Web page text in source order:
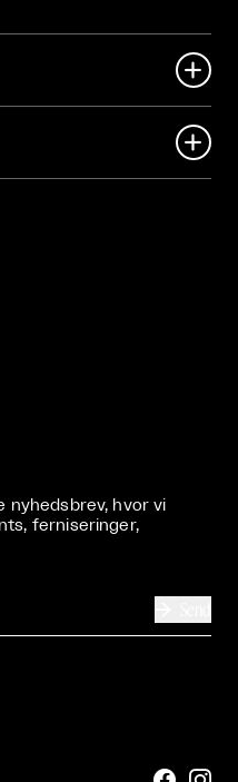


nyhedsbrev, hvor vi
ferniseringer,